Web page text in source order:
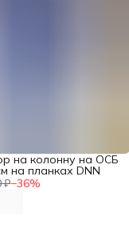
₽−36%
на колонну на ОСБ
на планках DNN